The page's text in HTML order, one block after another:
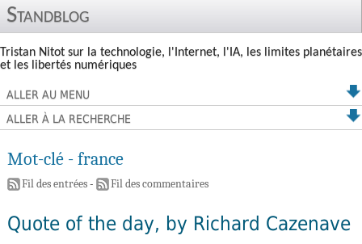
Standblog
Tristan Nitot sur la technologie, l'Internet, l'IA, les limites planétaires
et les libertés numériques
ALLER AU MENU
ALLER À LA RECHERCHE
Mot-clé - france
Fil des entrées- Fil des commentaires
Quote of the day, by Richard Cazenave